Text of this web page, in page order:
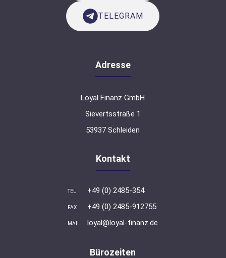
TELEGRAM
Adresse
Loyal Finanz GmbH
Sievertsstraße 1
53937 Schleiden
Kontakt
TEL +49 (0) 2485-354
FAX +49 (0) 2485-912755
MAIL loyal@loyal-finanz.de
Bürozeiten